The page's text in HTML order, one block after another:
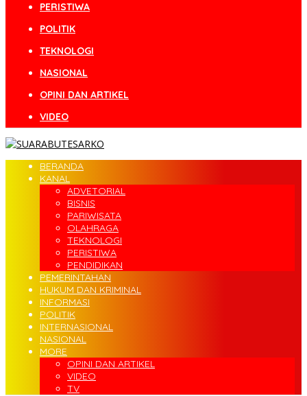
PERISTIWA
POLITIK
TEKNOLOGI
NASIONAL
OPINI DAN ARTIKEL
VIDEO
BERANDA
KANAL
ADVETORIAL
BISNIS
PARIWISATA
OLAHRAGA
TEKNOLOGI
PERISTIWA
PENDIDIKAN
PEMERINTAHAN
HUKUM DAN KRIMINAL
INFORMASI
POLITIK
INTERNASIONAL
NASIONAL
MORE
OPINI DAN ARTIKEL
VIDEO
TV